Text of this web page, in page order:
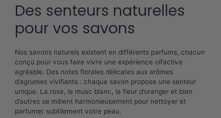
Des senteurs naturelles
pour vos savons
Nos savons naturels existent en différents parfums, chacun
conçu pour vous faire vivre une expérience olfactive
agréable. Des notes florales délicates aux arômes
d’agrumes vivifiants : chaque savon propose une senteur
unique. La rose, le musc blanc, la fleur d’oranger et bien
d’autres se mêlent harmonieusement pour nettoyer et
parfumer subtilement votre peau.